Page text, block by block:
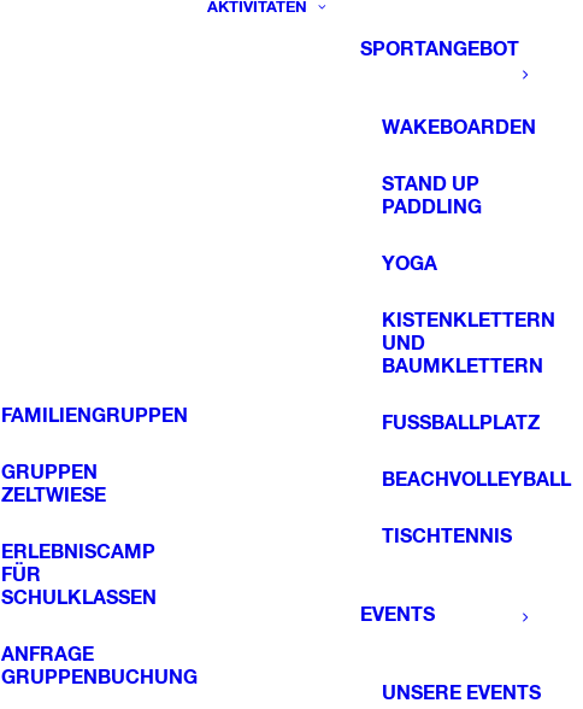
FAMILIENGRUPPEN
GRUPPEN
ZELTWIESE
ERLEBNISCAMP
FÜR
SCHULKLASSEN
ANFRAGE
GRUPPENBUCHUNG
AKTIVITÄTEN
SPORTANGEBOT
WAKEBOARDEN
STAND UP
PADDLING
YOGA
KISTENKLETTERN
UND
BAUMKLETTERN
FUSSBALLPLATZ
BEACHVOLLEYBALL
TISCHTENNIS
EVENTS
UNSERE EVENTS